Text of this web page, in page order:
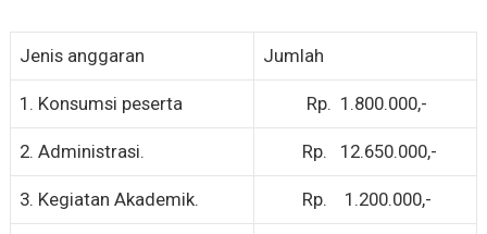
Jenis anggaran Jumlah
1. Konsumsi peserta Rp. 1.800.000,-
2. Administrasi. Rp. 12.650.000,-
3. Kegiatan Akademik. Rp. 1.200.000,-